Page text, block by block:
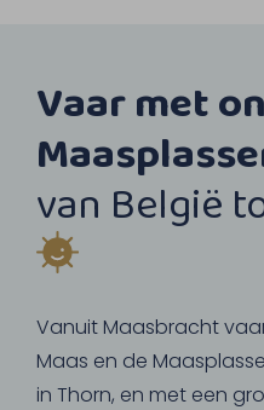
Vaar met
van België
Vanuit Maasbracht
Maas en de
in Thorn, en met een